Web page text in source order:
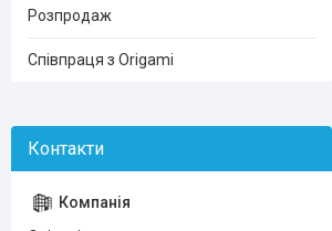
Розпродаж
Співпраця з Origami